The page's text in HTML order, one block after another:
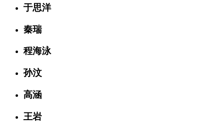
于思洋
秦瑞
程海泳
孙汶
高涵
王岩